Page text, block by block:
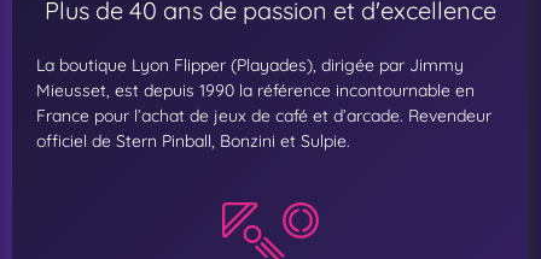
Plus de 40 ans de passion et d'excellence
La boutique Lyon Flipper (Playades), dirigée par Jimmy
Mieusset, est depuis 1990 la référence incontournable en
France pour l’achat de jeux de café et d’arcade. Revendeur
officiel de Stern Pinball, Bonzini et Sulpie.